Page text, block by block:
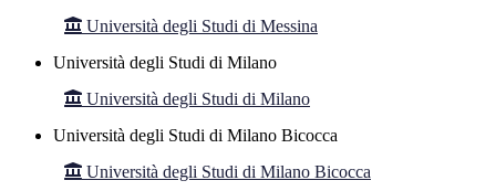
Università degli Studi di Messina
Università degli Studi di Milano
Università degli Studi di Milano
Università degli Studi di Milano Bicocca
Università degli Studi di Milano Bicocca